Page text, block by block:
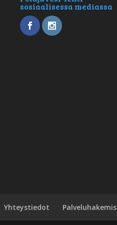
sosiaalisessa mediassa
Yhteystiedot